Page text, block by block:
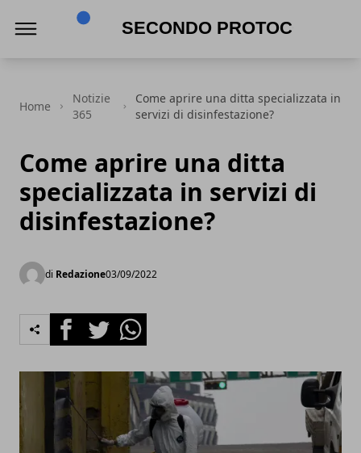
Home
Notizie
365
Come aprire una ditta specializzata in
servizi di disinfestazione?
Come aprire una ditta
specializzata in servizi di
disinfestazione?
di Redazione03/09/2022
FacebookTwitterWhatsapp